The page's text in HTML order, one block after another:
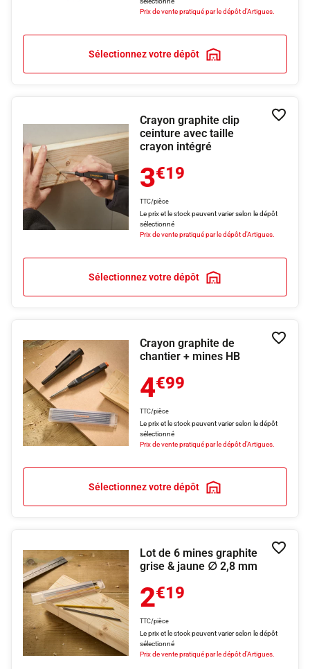
Prix de vente pratiqué par le dépôt d'Artigues.
Sélectionnez votre dépôt
Crayon graphite clip
ceinture avec taille
crayon intégré
3€19
TTC/pièce
Le prix et le stock peuvent varier selon le dépôt
sélectionné
Prix de vente pratiqué par le dépôt d'Artigues.
Sélectionnez votre dépôt
Crayon graphite de
chantier + mines HB
4€99
TTC/pièce
Le prix et le stock peuvent varier selon le dépôt
sélectionné
Prix de vente pratiqué par le dépôt d'Artigues.
Sélectionnez votre dépôt
Lot de 6 mines graphite
grise & jaune ∅ 2,8 mm
2€19
TTC/pièce
Le prix et le stock peuvent varier selon le dépôt
sélectionné
Prix de vente pratiqué par le dépôt d'Artigues.